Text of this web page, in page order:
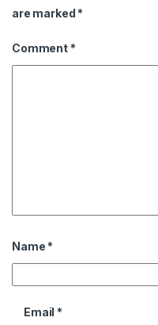
are marked *
Comment *
Name *
Email *